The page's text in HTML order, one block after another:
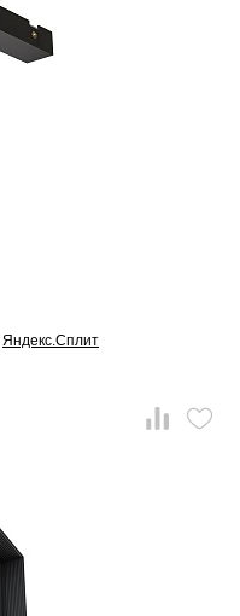
Яндекс.Сплит